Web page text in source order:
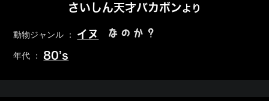
さいしん天才バカボンより
動物ジャンル ： イヌ なのか？
年代 ： 80’s